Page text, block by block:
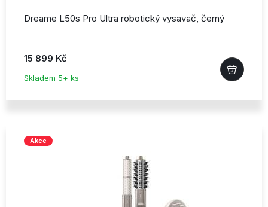
Dreame L50s Pro Ultra robotický vysavač, černý
15 899 Kč
Skladem 5+ ks
Akce